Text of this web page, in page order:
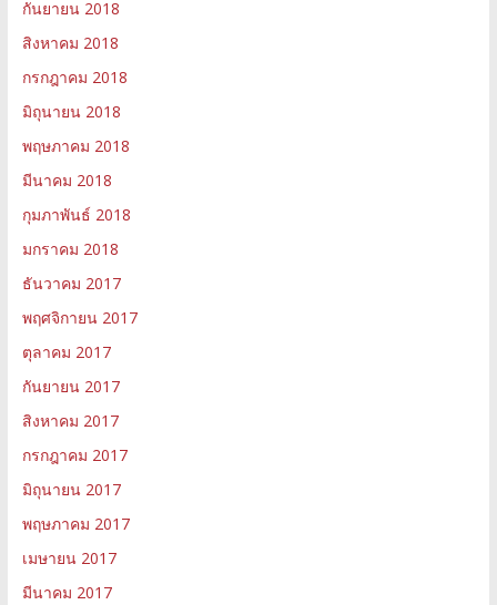
กันยายน 2018
สิงหาคม 2018
กรกฎาคม 2018
มิถุนายน 2018
พฤษภาคม 2018
มีนาคม 2018
กุมภาพันธ์ 2018
มกราคม 2018
ธันวาคม 2017
พฤศจิกายน 2017
ตุลาคม 2017
กันยายน 2017
สิงหาคม 2017
กรกฎาคม 2017
มิถุนายน 2017
พฤษภาคม 2017
เมษายน 2017
มีนาคม 2017